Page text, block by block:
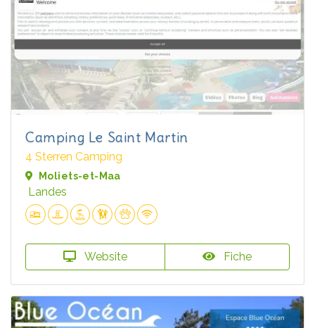
Camping Le Saint Martin
4 Sterren Camping
Moliets-et-Maa
Landes
Website Fiche